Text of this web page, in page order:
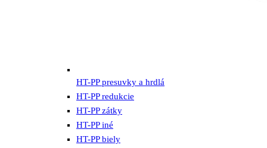
HT-PP presuvky a hrdlá
HT-PP redukcie
HT-PP zátky
HT-PP iné
HT-PP biely